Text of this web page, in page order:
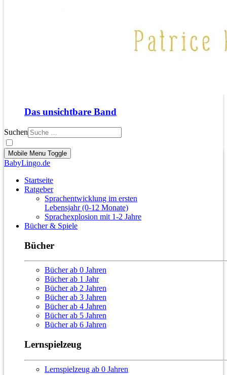
Das unsichtbare Band
Suchen
Mobile Menu Toggle
BabyLingo.de
Startseite
Ratgeber
Sprachentwicklung im ersten
Lebensjahr (0-12 Monate)
Sprachexplosion mit 1-2 Jahre
Bücher & Spiele
Bücher
Bücher ab 0 Jahren
Bücher ab 1 Jahr
Bücher ab 2 Jahren
Bücher ab 3 Jahren
Bücher ab 4 Jahren
Bücher ab 5 Jahren
Bücher ab 6 Jahren
Lernspielzeug
Lernspielzeug ab 0 Jahren